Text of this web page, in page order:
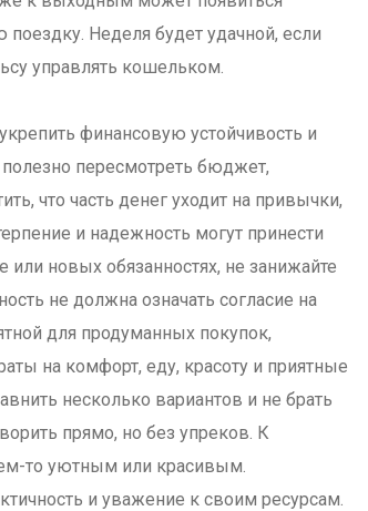
поездку. Неделя будет удачной, если
управлять кошельком.
финансовую устойчивость и
пересмотреть бюджет,
что часть денег уходит на привычки,
и надежность могут принести
или новых обязанностях, не занижайте
не должна означать согласие на
для продуманных покупок,
на комфорт, еду, красоту и приятные
несколько вариантов и не брать
прямо, но без упреков. К
то уютным или красивым.
и уважение к своим ресурсам.